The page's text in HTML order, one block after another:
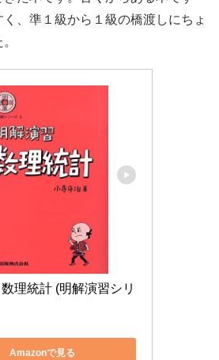
、準１級から１級の橋渡しにちょ
理統計 (明解演習シリ
Amazonで見る